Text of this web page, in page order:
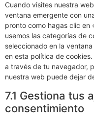
Cuando visites nuestra
ventana emergente con
pronto como hagas clic en
usemos las categorías de
seleccionado en la
en esta política de
a través de tu navegador,
nuestra web puede dejar
7.1 Gestiona tus
consentimiento